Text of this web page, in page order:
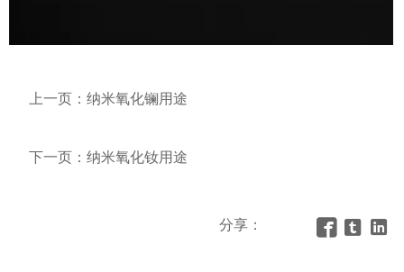
上一页：纳米氧化镧用途
下一页：纳米氧化钕用途
分享：   